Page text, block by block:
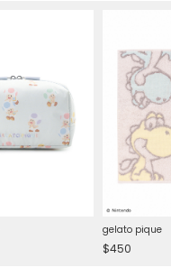
gelato pique
$450